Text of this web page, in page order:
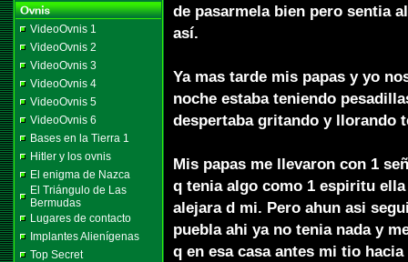
VideoOvnis 1
VideoOvnis 2
VideoOvnis 3
VideoOvnis 4
VideoOvnis 5
VideoOvnis 6
Bases en la Tierra 1
Hitler y los ovnis
El enigma de Nazca
El Triángulo de Las
Bermudas
Lugares de contacto
Implantes Alienígenas
Top Secret
de pasarmela bien pero sentia
así.
Ya mas tarde mis papas y yo
noche estaba teniendo
despertaba gritando y llorando
Mis papas me llevaron con 1
q tenia algo como 1 espiritu
alejara d mi. Pero ahun asi
puebla ahi ya no tenia nada y
q en esa casa antes mi tio